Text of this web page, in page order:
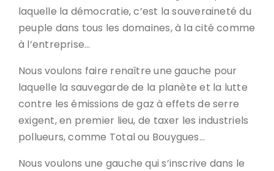
laquelle la démocratie, c’est la souveraineté du
peuple dans tous les domaines, à la cité comme
à l’entreprise…
Nous voulons faire renaître une gauche pour
laquelle la sauvegarde de la planète et la lutte
contre les émissions de gaz à effets de serre
exigent, en premier lieu, de taxer les industriels
pollueurs, comme Total ou Bouygues…
Nous voulons une gauche qui s’inscrive dans le